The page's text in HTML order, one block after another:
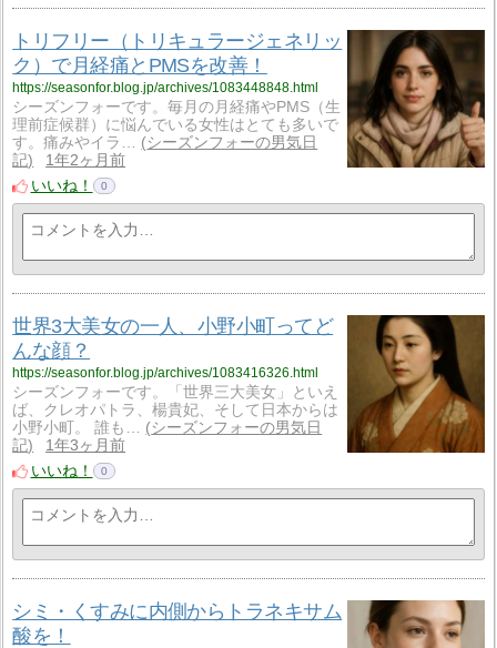
トリフリー（トリキュラージェネリッ
ク）で月経痛とPMSを改善！
https://seasonfor.blog.jp/archives/1083448848.html
シーズンフォーです。毎月の月経痛やPMS（生
理前症候群）に悩んでいる女性はとても多いで
す。痛みやイラ…
シーズンフォーの男気日
記
1年2ヶ月前
いいね！
0
世界3大美女の一人、小野小町ってど
んな顔？
https://seasonfor.blog.jp/archives/1083416326.html
シーズンフォーです。「世界三大美女」といえ
ば、クレオパトラ、楊貴妃、そして日本からは
小野小町。 誰も…
シーズンフォーの男気日
記
1年3ヶ月前
いいね！
0
シミ・くすみに内側からトラネキサム
酸を！